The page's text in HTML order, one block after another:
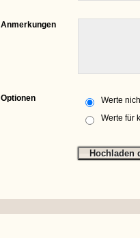
Anmerkungen
Optionen
Werte
Werte für